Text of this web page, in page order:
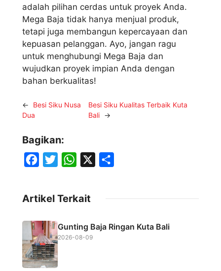
adalah pilihan cerdas untuk proyek Anda.
Mega Baja tidak hanya menjual produk,
tetapi juga membangun kepercayaan dan
kepuasan pelanggan. Ayo, jangan ragu
untuk menghubungi Mega Baja dan
wujudkan proyek impian Anda dengan
bahan berkualitas!
←
Besi Siku Nusa
Dua
Besi Siku Kualitas Terbaik Kuta
Bali
→
Bagikan:
e
b
o
o
k
t
e
t
A
Artikel Terkait
Gunting Baja Ringan Kuta Bali
2026-08-09